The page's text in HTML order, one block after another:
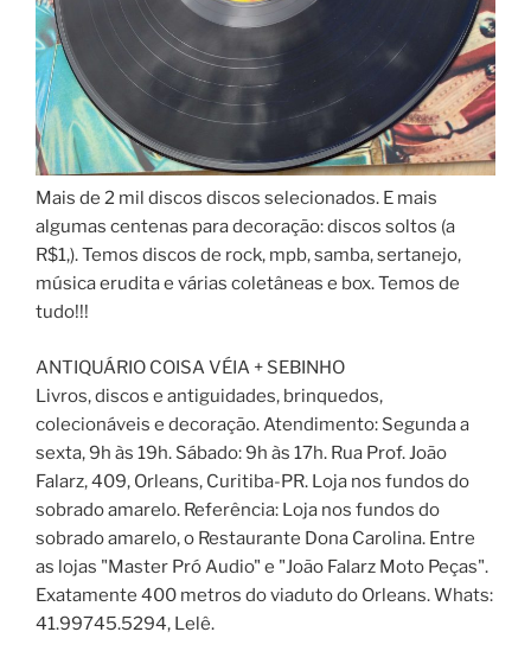
Mais de 2 mil discos discos selecionados. E mais
algumas centenas para decoração: discos soltos (a
R$1,). Temos discos de rock, mpb, samba, sertanejo,
música erudita e várias coletâneas e box. Temos de
tudo!!!
ANTIQUÁRIO COISA VÉIA + SEBINHO
Livros, discos e antiguidades, brinquedos,
colecionáveis e decoração. Atendimento: Segunda a
sexta, 9h às 19h. Sábado: 9h às 17h. Rua Prof. João
Falarz, 409, Orleans, Curitiba-PR. Loja nos fundos do
sobrado amarelo. Referência: Loja nos fundos do
sobrado amarelo, o Restaurante Dona Carolina. Entre
as lojas "Master Pró Audio" e "João Falarz Moto Peças".
Exatamente 400 metros do viaduto do Orleans. Whats:
41.99745.5294, Lelê.